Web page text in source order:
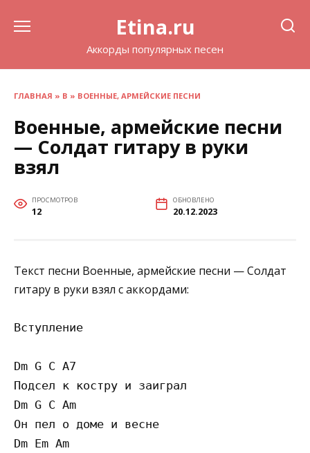
Etina.ru
Аккорды популярных песен
ГЛАВНАЯ » В » ВОЕННЫЕ, АРМЕЙСКИЕ ПЕСНИ
Военные, армейские песни
— Солдат гитару в руки
взял
ПРОСМОТРОВ
12
ОБНОВЛЕНО
20.12.2023
Текст песни Военные, армейские песни — Солдат
гитару в руки взял с аккордами:
Вступление
Dm G C A7
Подсел к костру и заиграл
Dm G C Am
Он пел о доме и весне
Dm Em Am